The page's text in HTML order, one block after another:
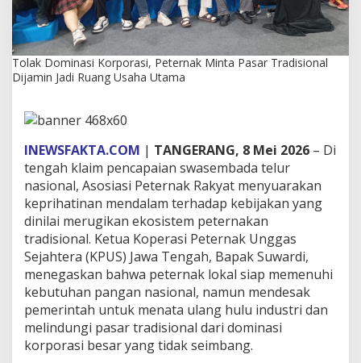
e
r
n
t
a
P
a
s
a
r
r
a
d
i
s
i
Tolak Dominasi Korporasi, Peternak Minta Pasar Tradisional
Dijamin Jadi Ruang Usaha Utama
INEWSFAKTA.COM | TANGERANG, 8 Mei 2026 – Di
tengah klaim pencapaian swasembada telur
nasional, Asosiasi Peternak Rakyat menyuarakan
keprihatinan mendalam terhadap kebijakan yang
dinilai merugikan ekosistem peternakan
tradisional. Ketua Koperasi Peternak Unggas
Sejahtera (KPUS) Jawa Tengah, Bapak Suwardi,
menegaskan bahwa peternak lokal siap memenuhi
kebutuhan pangan nasional, namun mendesak
pemerintah untuk menata ulang hulu industri dan
melindungi pasar tradisional dari dominasi
korporasi besar yang tidak seimbang.